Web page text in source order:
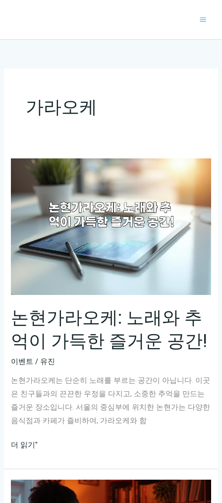
가라오케
논현가라오케: 노래와 추
억이 가득한 즐거운 공간!
이벤트 / 유진
논현가라오케는 단순히 노래를 부르는 공간이 아닙니다. 이곳
은 친구들과의 끈끈한 우정을 다지고, 소중한 추억을 만드는
즐거운 장소입니다. 서울의 중심부에 위치한 논현가는 다양한
음식점과 카페가 즐비하여, 가라오케와 함
논
가
라
오
더 읽기"